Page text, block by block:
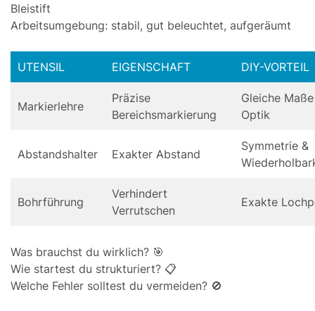
Bleistift
Arbeitsumgebung: stabil, gut beleuchtet, aufgeräumt
UTENSIL EIGENSCHAFT DIY-VORTEIL
Markierlehre
Präzise
Bereichsmarkierung
Gleiche
Optik
Abstandshalter Exakter Abstand
Symmetrie &
Bohrführung
Verhindert
Verrutschen
Exakte
Was brauchst du wirklich? 🎯
Wie startest du strukturiert? 📋
Welche Fehler solltest du vermeiden? 🚫